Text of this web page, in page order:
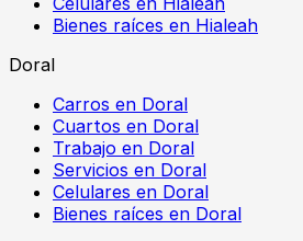
Bienes raíces en Hialeah
Doral
Carros en Doral
Cuartos en Doral
Trabajo en Doral
Servicios en Doral
Celulares en Doral
Bienes raíces en Doral